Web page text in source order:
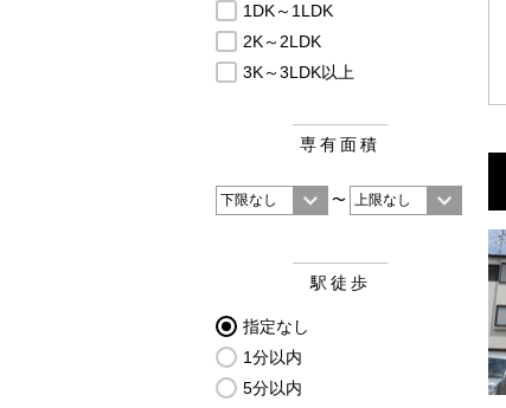
1DK～1LDK
2K～2LDK
3K～3LDK以上
専有面積
〜
駅徒歩
指定なし
1分以内
5分以内